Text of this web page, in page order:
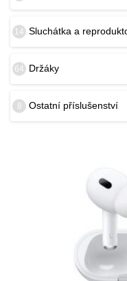
14 Sluchátka a
64 Držáky
8 Ostatní příslušenství